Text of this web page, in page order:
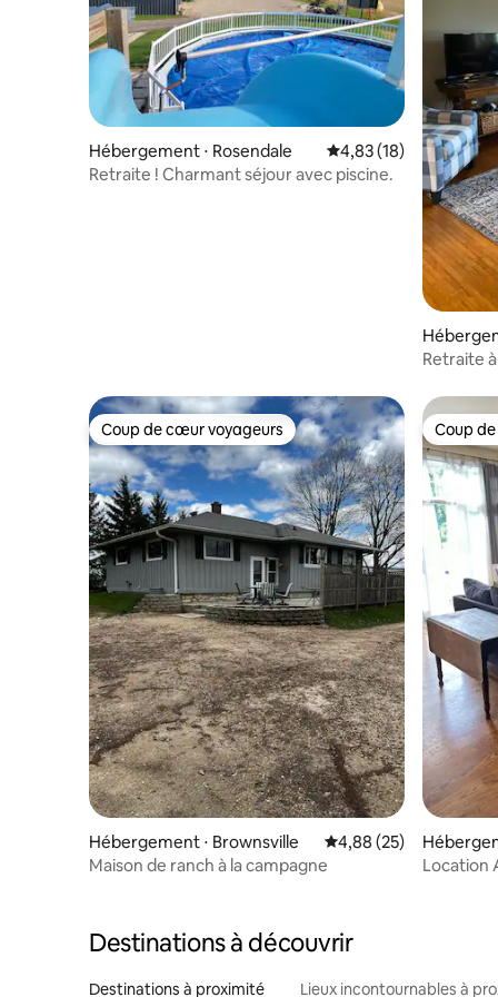
Hébergement ⋅ Rosendale Évaluation moyenne
4,83 (18)
Retraite ! Charmant séjour avec piscine.
Retraite
Coup de cœur voyageurs
Coup de cœur voyageurs
Hébergement ⋅ Brownsville Évaluation moyenne
4,88 (25)
Maison de ranch à la campagne
Coup
Coup
Location
Destinations à découvrir
Destinations à proximité Lieux incontournables à